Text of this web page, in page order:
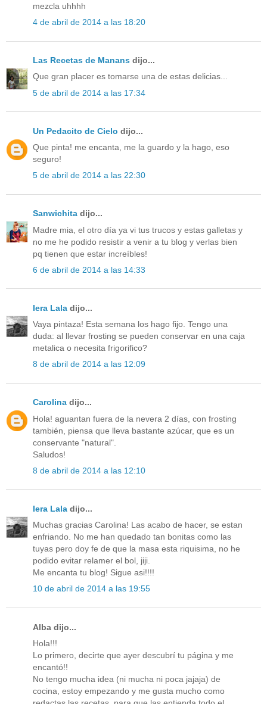
mezcla uhhhh
4 de abril de 2014 a las 18:20
Las Recetas de Manans dijo...
Que gran placer es tomarse una de estas delicias...
5 de abril de 2014 a las 17:34
Un Pedacito de Cielo dijo...
Que pinta! me encanta, me la guardo y la hago, eso
seguro!
5 de abril de 2014 a las 22:30
Sanwichita dijo...
Madre mia, el otro día ya vi tus trucos y estas galletas y
no me he podido resistir a venir a tu blog y verlas bien
pq tienen que estar increíbles!
6 de abril de 2014 a las 14:33
Iera Lala dijo...
Vaya pintaza! Esta semana los hago fijo. Tengo una
duda: al llevar frosting se pueden conservar en una caja
metalica o necesita frigorifico?
8 de abril de 2014 a las 12:09
Carolina dijo...
Hola! aguantan fuera de la nevera 2 días, con frosting
también, piensa que lleva bastante azúcar, que es un
conservante "natural".
Saludos!
8 de abril de 2014 a las 12:10
Iera Lala dijo...
Muchas gracias Carolina! Las acabo de hacer, se estan
enfriando. No me han quedado tan bonitas como las
tuyas pero doy fe de que la masa esta riquisima, no he
podido evitar relamer el bol, jiji.
Me encanta tu blog! Sigue asi!!!!
10 de abril de 2014 a las 19:55
Alba dijo...
Hola!!!
Lo primero, decirte que ayer descubrí tu página y me
encantó!!
No tengo mucha idea (ni mucha ni poca jajaja) de
cocina, estoy empezando y me gusta mucho como